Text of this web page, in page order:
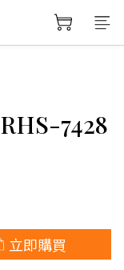
7428
立即購買